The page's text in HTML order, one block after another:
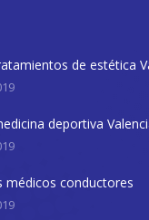
de estética
deportiva
médicos conductores